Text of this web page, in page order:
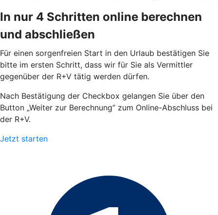
In nur 4 Schritten online berechnen
und abschließen
Für einen sorgenfreien Start in den Urlaub bestätigen Sie
bitte im ersten Schritt, dass wir für Sie als Vermittler
gegenüber der R+V tätig werden dürfen.
Nach Bestätigung der Checkbox gelangen Sie über den
Button „Weiter zur Berechnung“ zum Online-Abschluss bei
der R+V.
Jetzt starten